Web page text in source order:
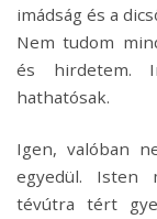
imádság és a
Nem tudom
és hirdetem.
hathatósak.
Igen, valóban
egyedül. Isten
tévútra tért